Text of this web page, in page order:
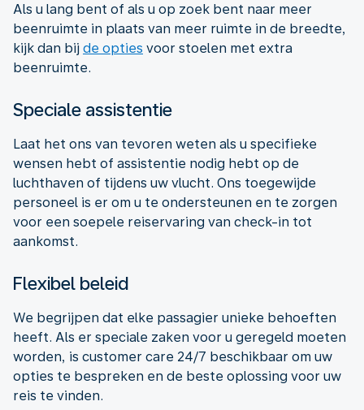
Als u lang bent of als u op zoek bent naar meer
beenruimte in plaats van meer ruimte in de breedte,
kijk dan bij de opties voor stoelen met extra
beenruimte.
Speciale assistentie
Laat het ons van tevoren weten als u specifieke
wensen hebt of assistentie nodig hebt op de
luchthaven of tijdens uw vlucht. Ons toegewijde
personeel is er om u te ondersteunen en te zorgen
voor een soepele reiservaring van check-in tot
aankomst.
Flexibel beleid
We begrijpen dat elke passagier unieke behoeften
heeft. Als er speciale zaken voor u geregeld moeten
worden, is customer care 24/7 beschikbaar om uw
opties te bespreken en de beste oplossing voor uw
reis te vinden.